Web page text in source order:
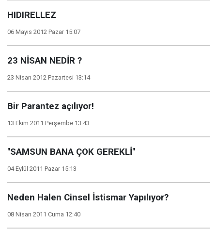
HIDIRELLEZ
06 Mayıs 2012 Pazar 15:07
23 NİSAN NEDİR ?
23 Nisan 2012 Pazartesi 13:14
Bir Parantez açılıyor!
13 Ekim 2011 Perşembe 13:43
"SAMSUN BANA ÇOK GEREKLİ"
04 Eylül 2011 Pazar 15:13
Neden Halen Cinsel İstismar Yapılıyor?
08 Nisan 2011 Cuma 12:40